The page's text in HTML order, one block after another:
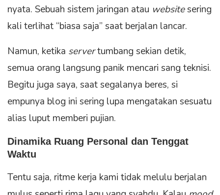
nyata. Sebuah sistem jaringan atau websitesering
kali terlihat “biasa saja” saat berjalan lancar.
Namun, ketika servertumbang sekian detik,
semua orang langsung panik mencari sang teknisi.
Begitu juga saya, saat segalanya beres, si
empunya blog ini sering lupa mengatakan sesuatu
alias luput memberi pujian.
Dinamika Ruang Personal dan Tenggat
Waktu
Tentu saja, ritme kerja kami tidak melulu berjalan